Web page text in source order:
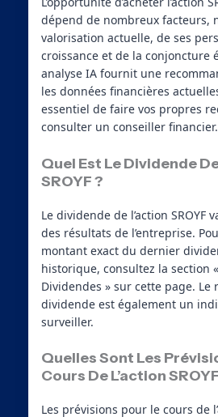
dépend de nombreux facteurs,
valorisation actuelle, de ses
croissance et de la conjoncture
analyse IA fournit une
les données financières
essentiel de faire vos propres
consulter un conseiller financier.
Quel Est Le Dividende
SROYF ?
Le dividende de l’action SROYF
des résultats de l’entreprise.
montant exact du dernier
historique, consultez la section
Dividendes » sur cette page. Le
dividende est également un
surveiller.
Quelles Sont Les
Cours De L’action
Les prévisions pour le cours de